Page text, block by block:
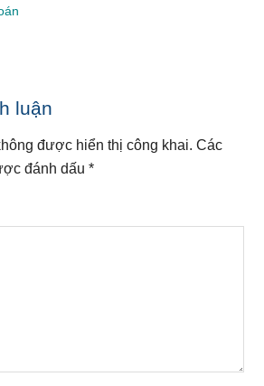
luận
được hiển thị công khai. Các
đánh dấu*